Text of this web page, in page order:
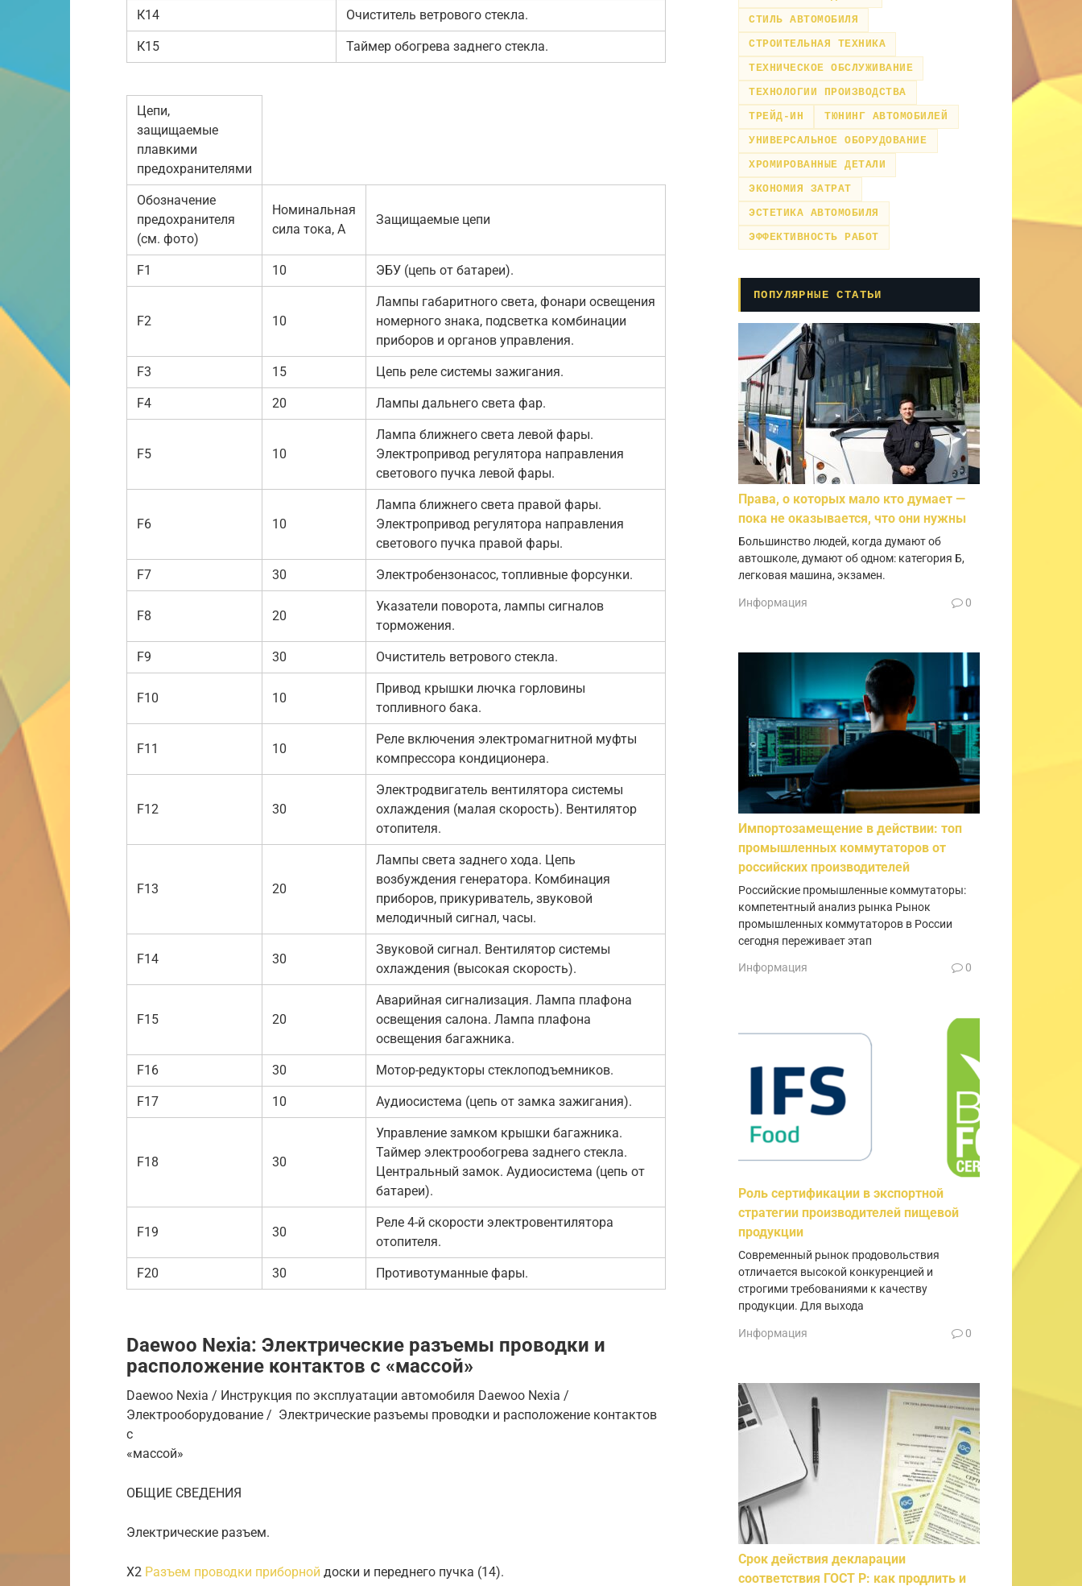
К14 Очиститель ветрового стекла.
К15 Таймер обогрева заднего стекла.
Цепи,
защищаемые
плавкими
предохранителями
Обозначение
предохранителя
(см. фото)
Номинальная
сила тока, А
Защищаемые цепи
F1 10 ЭБУ (цепь от батареи).
F2 10
Лампы габаритного света, фонари освещения
номерного знака, подсветка комбинации
приборов и органов управления.
F3 15 Цепь реле системы зажигания.
F4 20 Лампы дальнего света фар.
F5 10
Лампа ближнего света левой фары.
Электропривод регулятора направления
светового пучка левой фары.
F6 10
Лампа ближнего света правой фары.
Электропривод регулятора направления
светового пучка правой фары.
F7 30 Электробензонасос, топливные форсунки.
F8 20
Указатели поворота, лампы сигналов
торможения.
F9 30 Очиститель ветрового стекла.
F10 10
Привод крышки лючка горловины
топливного бака.
F11 10
Реле включения электромагнитной муфты
компрессора кондиционера.
F12 30
Электродвигатель вентилятора системы
охлаждения (малая скорость). Вентилятор
отопителя.
F13 20
Лампы света заднего хода. Цепь
возбуждения генератора. Комбинация
приборов, прикуриватель, звуковой
мелодичный сигнал, часы.
F14 30
Звуковой сигнал. Вентилятор системы
охлаждения (высокая скорость).
F15 20
Аварийная сигнализация. Лампа плафона
освещения салона. Лампа плафона
освещения багажника.
F16 30 Мотор-редукторы стеклоподъемников.
F17 10 Аудиосистема (цепь от замка зажигания).
F18 30
Управление замком крышки багажника.
Таймер электрообогрева заднего стекла.
Центральный замок. Аудиосистема (цепь от
батареи).
F19 30
Реле 4-й скорости электровентилятора
отопителя.
F20 30 Противотуманные фары.
Daewoo Nexia: Электрические разъемы проводки и
расположение контактов с «массой»
Daewoo Nexia / Инструкция по эксплуатации автомобиля Daewoo Nexia /
Электрооборудование / Электрические разъемы проводки и расположение контактов
с
«массой»
ОБЩИЕ СВЕДЕНИЯ
Электрические разъем.
Х2 Разъем проводки приборной доски и переднего пучка (14).
СТИЛЬ АВТОМОБИЛЯ
СТРОИТЕЛЬНАЯ ТЕХНИКА
ТЕХНИЧЕСКОЕ ОБСЛУЖИВАНИЕ
ТЕХНОЛОГИИ ПРОИЗВОДСТВА
ТРЕЙД-ИН
ТЮНИНГ АВТОМОБИЛЕЙ
УНИВЕРСАЛЬНОЕ ОБОРУДОВАНИЕ
ХРОМИРОВАННЫЕ ДЕТАЛИ
ЭКОНОМИЯ ЗАТРАТ
ЭСТЕТИКА АВТОМОБИЛЯ
ЭФФЕКТИВНОСТЬ РАБОТ
ПОПУЛЯРНЫЕ СТАТЬИ
Права, о которых мало кто думает —
пока не оказывается, что они нужны
Большинство людей, когда думают об
автошколе, думают об одном: категория Б,
легковая машина, экзамен.
Информация 0
Импортозамещение в действии: топ
промышленных коммутаторов от
российских производителей
Российские промышленные коммутаторы:
компетентный анализ рынка Рынок
промышленных коммутаторов в России
сегодня переживает этап
Информация 0
Роль сертификации в экспортной
стратегии производителей пищевой
продукции
Современный рынок продовольствия
отличается высокой конкуренцией и
строгими требованиями к качеству
продукции. Для выхода
Информация 0
Срок действия декларации
соответствия ГОСТ Р: как продлить и